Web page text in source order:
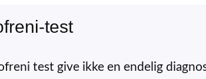
test
test give ikke en endelig